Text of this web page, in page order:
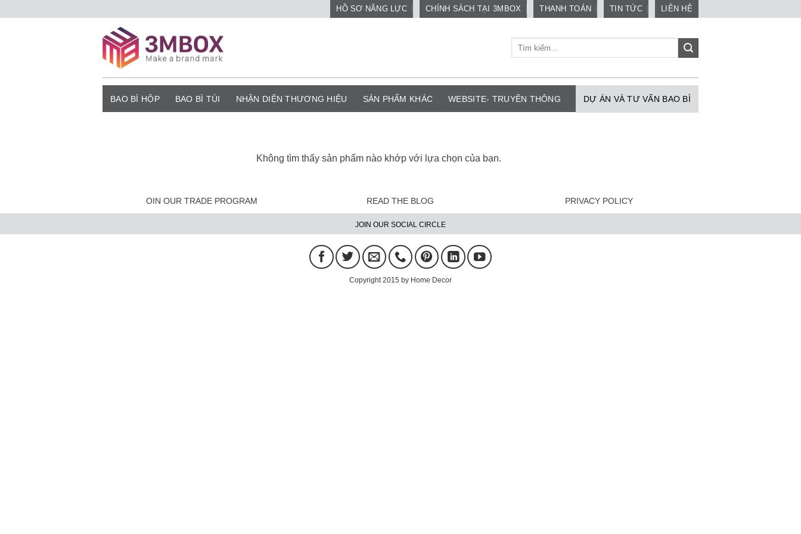
HỒ SƠ NĂNG LỰC CHÍNH SÁCH TẠI 3MBOX THANH TOÁN TIN TỨC LIÊN HỆ
BAO BÌ HỘP BAO BÌ TÚI NHẬN DIỆN THƯƠNG HIỆU SẢN PHẨM KHÁC WEBSITE- TRUYỀN THÔNG DỰ ÁN VÀ TƯ VẤN BAO BÌ
Không tìm thấy sản phẩm nào khớp với lựa chọn của bạn.
OIN OUR TRADE PROGRAM READ THE BLOG PRIVACY POLICY
JOIN OUR SOCIAL CIRCLE
Copyright 2015 by Home Decor